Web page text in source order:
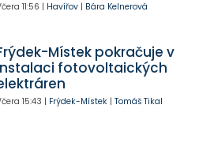
11:56 | Havířov| Bára Kelnerová
Místek pokračuje v
fotovoltaických
15:43 | Frýdek-Místek| Tomáš Tikal